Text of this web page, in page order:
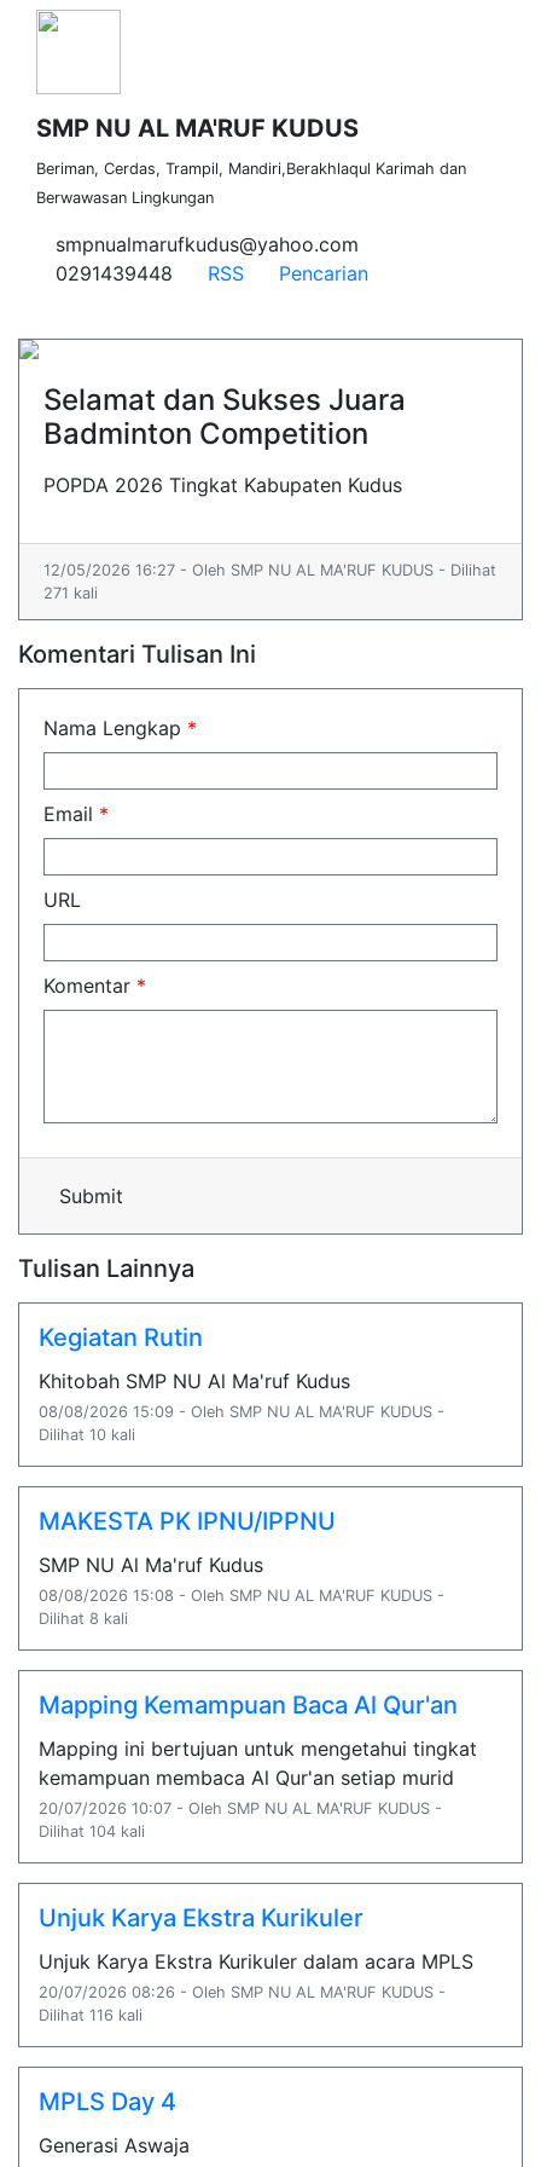
SMP NU AL MA'RUF KUDUS
Beriman, Cerdas, Trampil, Mandiri,Berakhlaqul Karimah dan
Berwawasan Lingkungan
smpnualmarufkudus@yahoo.com
0291439448
RSS Pencarian
Selamat dan Sukses Juara
Badminton Competition
POPDA 2026 Tingkat Kabupaten Kudus
12/05/2026 16:27 - Oleh SMP NU AL MA'RUF KUDUS - Dilihat
271 kali
Komentari Tulisan Ini
Nama Lengkap *
Email *
URL
Komentar *
Submit
Tulisan Lainnya
Kegiatan Rutin
Khitobah SMP NU Al Ma'ruf Kudus
08/08/2026 15:09 - Oleh SMP NU AL MA'RUF KUDUS -
Dilihat 10 kali
MAKESTA PK IPNU/IPPNU
SMP NU Al Ma'ruf Kudus
08/08/2026 15:08 - Oleh SMP NU AL MA'RUF KUDUS -
Dilihat 8 kali
Mapping Kemampuan Baca Al Qur'an
Mapping ini bertujuan untuk mengetahui tingkat
kemampuan membaca Al Qur'an setiap murid
20/07/2026 10:07 - Oleh SMP NU AL MA'RUF KUDUS -
Dilihat 104 kali
Unjuk Karya Ekstra Kurikuler
Unjuk Karya Ekstra Kurikuler dalam acara MPLS
20/07/2026 08:26 - Oleh SMP NU AL MA'RUF KUDUS -
Dilihat 116 kali
MPLS Day 4
Generasi Aswaja